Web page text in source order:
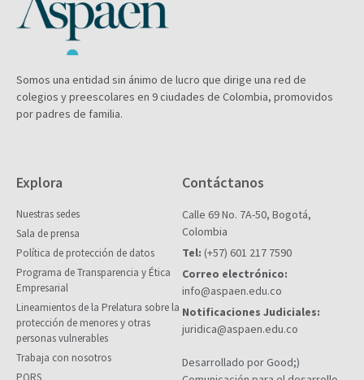
Somos una entidad sin ánimo de lucro que dirige una red de
colegios y preescolares en 9 ciudades de Colombia, promovidos
por padres de familia.
Explora
Nuestras sedes
Sala de prensa
Política de protección de datos
Programa de Transparencia y Ética
Empresarial
Lineamientos de la Prelatura sobre la
protección de menores y otras
personas vulnerables
Trabaja con nosotros
PQRS
Contáctanos
Calle 69 No. 7A-50, Bogotá,
Colombia
Tel: (+57) 601 217 7590
Correo electrónico:
info@aspaen.edu.co
Notificaciones Judiciales:
juridica@aspaen.edu.co
Desarrollado por Good;)